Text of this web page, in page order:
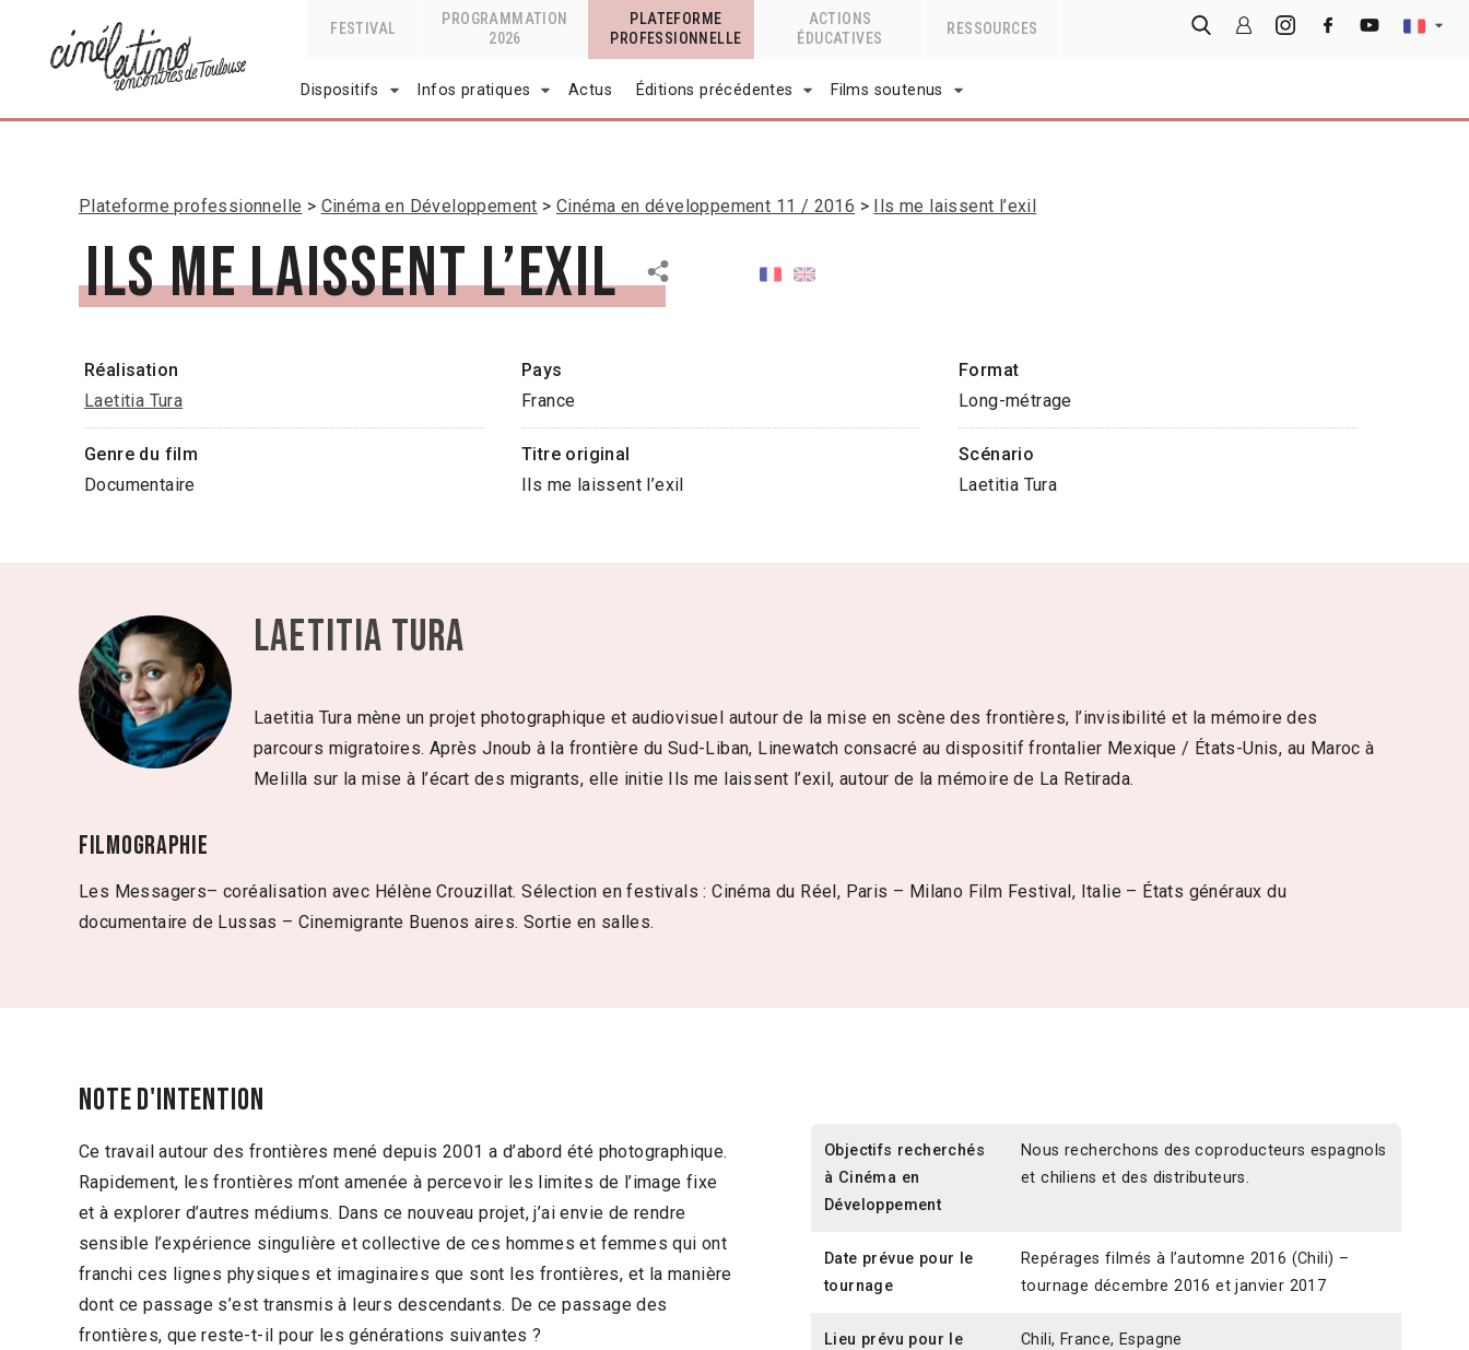
FESTIVAL
PROGRAMMATION
2026
PLATEFORME
PROFESSIONNELLE
ACTIONS
ÉDUCATIVES
RESSOURCES
Dispositifs Infos pratiques Actus Éditions précédentes Films soutenus
Plateforme professionnelle Cinéma en Développement Cinéma en développement 11 / 2016 Ils me laissent l’exil
Ils me laissent l’exil
Réalisation
Laetitia Tura
Pays
France
Format
Long-métrage
Genre du film
Documentaire
Titre original
Ils me laissent l’exil
Scénario
Laetitia Tura
Laetitia Tura
Laetitia Tura mène un projet photographique et audiovisuel autour de la mise en scène des frontières, l’invisibilité et la mémoire des
parcours migratoires. Après Jnoub à la frontière du Sud-Liban, Linewatch consacré au dispositif frontalier Mexique / États-Unis, au Maroc à
Melilla sur la mise à l’écart des migrants, elle initie Ils me laissent l’exil, autour de la mémoire de La Retirada.
Filmographie
Les Messagers– coréalisation avec Hélène Crouzillat. Sélection en festivals : Cinéma du Réel, Paris – Milano Film Festival, Italie – États généraux du
documentaire de Lussas – Cinemigrante Buenos aires. Sortie en salles.
Note d'intention
Ce travail autour des frontières mené depuis 2001 a d’abord été photographique.
Rapidement, les frontières m’ont amenée à percevoir les limites de l’image fixe
et à explorer d’autres médiums. Dans ce nouveau projet, j’ai envie de rendre
sensible l’expérience singulière et collective de ces hommes et femmes qui ont
franchi ces lignes physiques et imaginaires que sont les frontières, et la manière
dont ce passage s’est transmis à leurs descendants. De ce passage des
frontières, que reste-t-il pour les générations suivantes ?
Objectifs recherchés
à Cinéma en
Développement
Nous recherchons des coproducteurs espagnols
et chiliens et des distributeurs.
Date prévue pour le
tournage
Repérages filmés à l’automne 2016 (Chili) –
tournage décembre 2016 et janvier 2017
Lieu prévu pour le
Chili, France, Espagne